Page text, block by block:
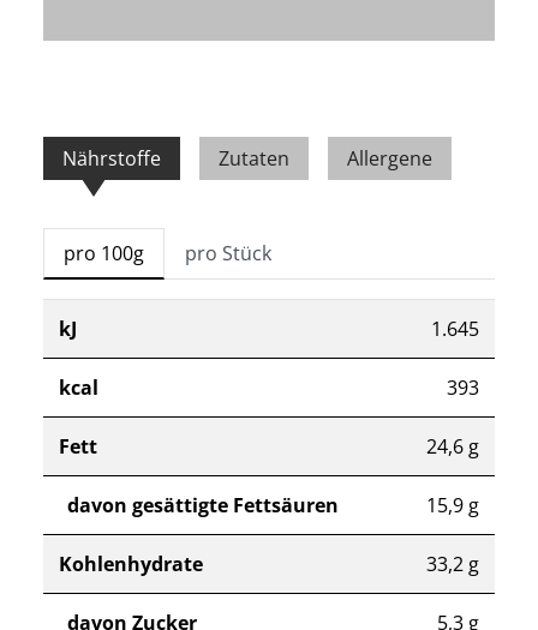
Nährstoffe Zutaten Allergene
pro 100g pro Stück
kJ 1.645
kcal 393
Fett 24,6 g
davon gesättigte Fettsäuren 15,9 g
Kohlenhydrate 33,2 g
davon Zucker 5,3 g